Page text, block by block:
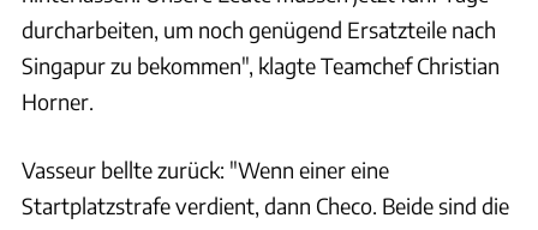
durcharbeiten, um noch genügend Ersatzteile nach
Singapur zu bekommen", klagte Teamchef Christian
Horner.
Vasseur bellte zurück: "Wenn einer eine
Startplatzstrafe verdient, dann Checo. Beide sind die